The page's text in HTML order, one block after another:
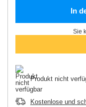
In
Sie
Produkt nicht
Kostenlose und